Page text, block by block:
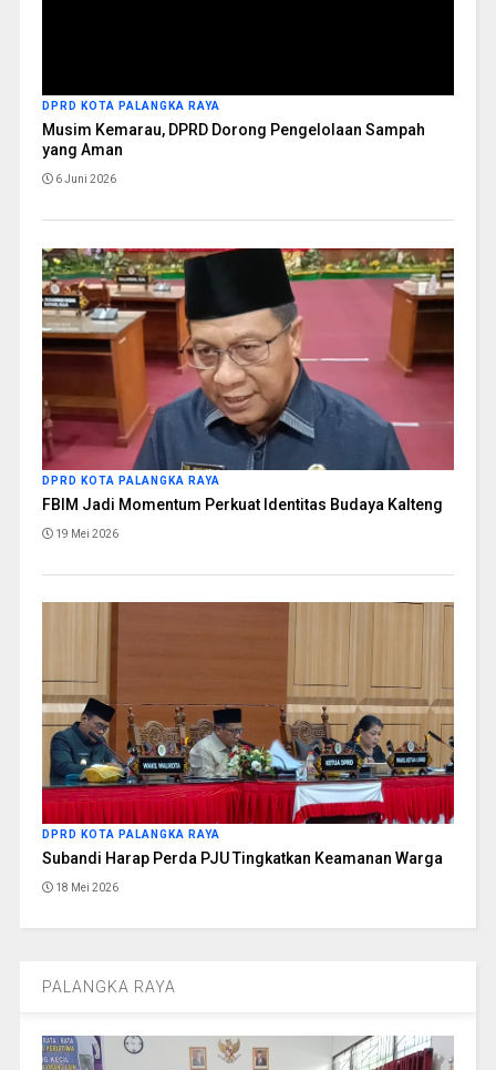
DPRD KOTA PALANGKA RAYA
Musim Kemarau, DPRD Dorong Pengelolaan Sampah
yang Aman
6 Juni 2026
DPRD KOTA PALANGKA RAYA
FBIM Jadi Momentum Perkuat Identitas Budaya Kalteng
19 Mei 2026
DPRD KOTA PALANGKA RAYA
Subandi Harap Perda PJU Tingkatkan Keamanan Warga
18 Mei 2026
PALANGKA RAYA